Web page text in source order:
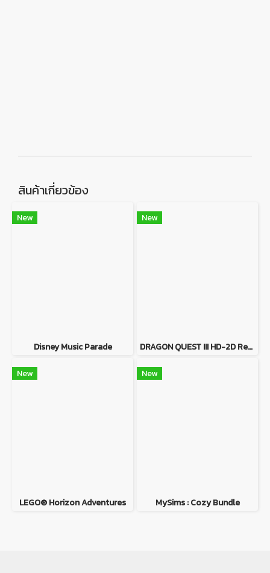
สินค้าเกี่ยวข้อง
New
Disney Music Parade
New
DRAGON QUEST III HD-2D Remake
New
LEGO® Horizon Adventures
New
MySims : Cozy Bundle